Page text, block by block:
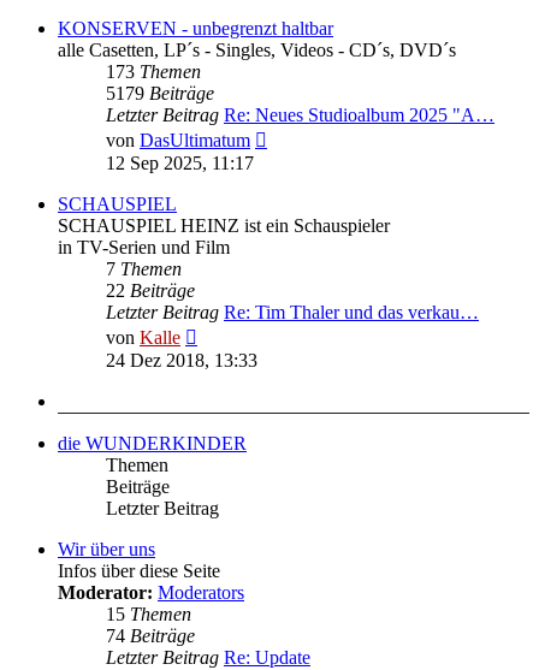
KONSERVEN - unbegrenzt haltbar
alle Casetten, LP´s - Singles, Videos - CD´s, DVD´s
173 Themen
5179 Beiträge
Letzter Beitrag Re: Neues Studioalbum 2025 "A…
von DasUltimatum
12 Sep 2025, 11:17
SCHAUSPIEL
SCHAUSPIEL HEINZ ist ein Schauspieler
in TV-Serien und Film
7 Themen
22 Beiträge
Letzter Beitrag Re: Tim Thaler und das verkau…
von Kalle
Beitrag
24 Dez 2018, 13:33
die WUNDERKINDER
Themen
Beiträge
Letzter Beitrag
Wir über uns
Infos über diese Seite
Moderator: Moderators
15 Themen
74 Beiträge
Letzter Beitrag Re: Update